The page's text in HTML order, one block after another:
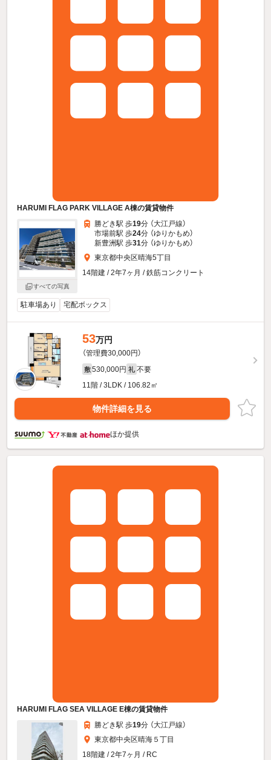
HARUMI FLAG PARK VILLAGE A棟の賃貸物件
すべての写真
勝どき駅 歩19分 （大江戸線）
市場前駅 歩24分 （ゆりかもめ）
新豊洲駅 歩31分 （ゆりかもめ）
東京都中央区晴海5丁目
14階建 / 2年7ヶ月 / 鉄筋コンクリート
駐車場あり 宅配ボックス
53万円
（管理費30,000円）
敷 530,000円 礼 不要
11階 / 3LDK / 106.82㎡
物件詳細を見る
ほか提供
HARUMI FLAG SEA VILLAGE E棟の賃貸物件
勝どき駅 歩19分 （大江戸線）
東京都中央区晴海５丁目
18階建 / 2年7ヶ月 / RC